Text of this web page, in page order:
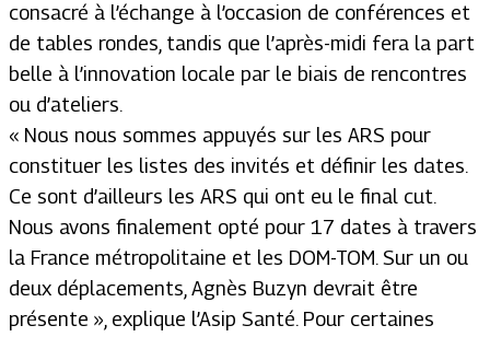
consacré à l’échange à l’occasion de conférences et
de tables rondes, tandis que l’après-midi fera la part
belle à l’innovation locale par le biais de rencontres
ou d’ateliers.
« Nous nous sommes appuyés sur les ARS pour
constituer les listes des invités et définir les dates.
Ce sont d’ailleurs les ARS qui ont eu le final cut.
Nous avons finalement opté pour 17 dates à travers
la France métropolitaine et les DOM-TOM. Sur un ou
deux déplacements, Agnès Buzyn devrait être
présente », explique l’Asip Santé. Pour certaines